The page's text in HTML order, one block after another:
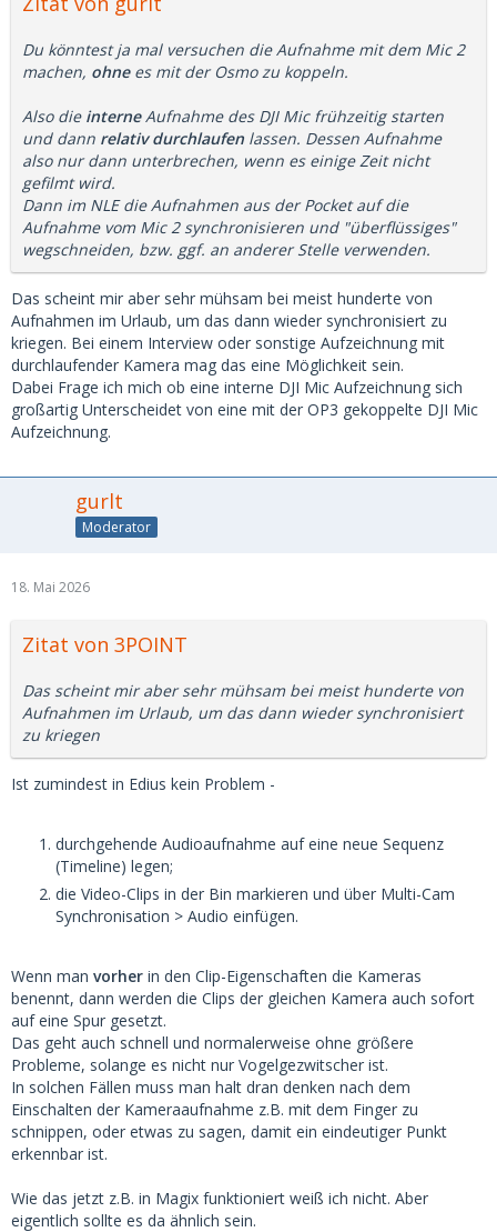
Du könntest ja mal versuchen die Aufnahme mit dem Mic 2
machen, ohne es mit der Osmo zu koppeln.
Also die interneAufnahme des DJI Mic frühzeitig starten
und dann relativ durchlaufen lassen. Dessen Aufnahme
also nur dann unterbrechen, wenn es einige Zeit nicht
gefilmt wird.
Dann im NLE die Aufnahmen aus der Pocket auf die
Aufnahme vom Mic 2 synchronisieren und "überflüssiges"
wegschneiden, bzw. ggf. an anderer Stelle verwenden.
Das scheint mir aber sehr mühsam bei meist hunderte von
Aufnahmen im Urlaub, um das dann wieder synchronisiert zu
kriegen. Bei einem Interview oder sonstige Aufzeichnung mit
durchlaufender Kamera mag das eine Möglichkeit sein.
Dabei Frage ich mich ob eine interne DJI Mic Aufzeichnung sich
großartig Unterscheidet von eine mit der OP3 gekoppelte DJI Mic
Aufzeichnung.
gurlt
Moderator
18. Mai 2026
Zitat von 3POINT
Das scheint mir aber sehr mühsam bei meist hunderte von
Aufnahmen im Urlaub, um das dann wieder synchronisiert
zu kriegen
Ist zumindest in Edius kein Problem -
durchgehende Audioaufnahme auf eine neue Sequenz
(Timeline) legen;
die Video-Clips in der Bin markieren und über Multi-Cam
Synchronisation > Audio einfügen.
Wenn man vorher in den Clip-Eigenschaften die Kameras
benennt, dann werden die Clips der gleichen Kamera auch sofort
auf eine Spur gesetzt.
Das geht auch schnell und normalerweise ohne größere
Probleme, solange es nicht nur Vogelgezwitscher ist.
In solchen Fällen muss man halt dran denken nach dem
Einschalten der Kameraaufnahme z.B. mit dem Finger zu
schnippen, oder etwas zu sagen, damit ein eindeutiger Punkt
erkennbar ist.
Wie das jetzt z.B. in Magix funktioniert weiß ich nicht. Aber
eigentlich sollte es da ähnlich sein.